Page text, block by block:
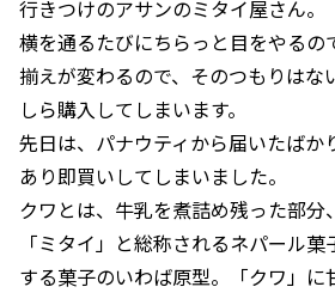
行きつけのアサンのミタイ屋さん。
横を通るたびにちらっと目をやるの
揃えが変わるので、そのつもりはな
しら購入してしまいます。
先日は、パナウティから届いたばか
あり即買いしてしまいました。
クワとは、牛乳を煮詰め残った部分
「ミタイ」と総称されるネパール
する菓子のいわば原型。「クワ」に